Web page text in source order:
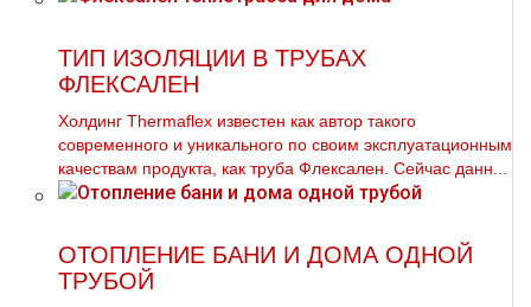
ТИП ИЗОЛЯЦИИ В ТРУБАХ
ФЛЕКСАЛЕН
Холдинг Thermaflex известен как автор такого
современного и уникального по своим эксплуатационным
качествам продукта, как труба Флексален. Сейчас данн...
ОТОПЛЕНИЕ БАНИ И ДОМА ОДНОЙ
ТРУБОЙ